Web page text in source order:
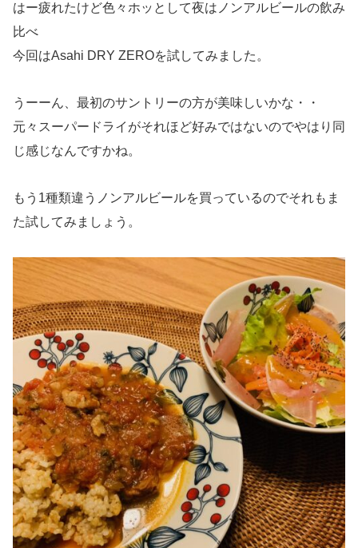
はー疲れたけど色々ホッとして夜はノンアルビールの飲み
比べ
今回はAsahi DRY ZEROを試してみました。
うーーん、最初のサントリーの方が美味しいかな・・
元々スーパードライがそれほど好みではないのでやはり同
じ感じなんですかね。
もう1種類違うノンアルビールを買っているのでそれもま
た試してみましょう。